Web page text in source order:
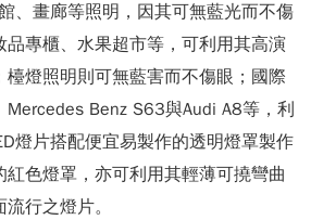
、畫廊等照明，因其可無藍光而不傷
品專櫃、水果超市等，可利用其高演
檯燈照明則可無藍害而不傷眼；國際
Mercedes Benz S63與Audi A8等，利
燈片搭配便宜易製作的透明燈罩製作
色燈罩，亦可利用其輕薄可撓彎曲
行之燈片。